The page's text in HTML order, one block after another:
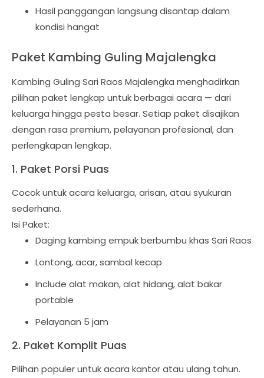
Hasil panggangan langsung disantap dalam
kondisi hangat
Paket Kambing Guling Majalengka
Kambing Guling Sari Raos Majalengka menghadirkan
pilihan paket lengkap untuk berbagai acara — dari
keluarga hingga pesta besar. Setiap paket disajikan
dengan rasa premium, pelayanan profesional, dan
perlengkapan lengkap.
1. Paket Porsi Puas
Cocok untuk acara keluarga, arisan, atau syukuran
sederhana.
Isi Paket:
Daging kambing empuk berbumbu khas Sari Raos
Lontong, acar, sambal kecap
Include alat makan, alat hidang, alat bakar
portable
Pelayanan 5 jam
2. Paket Komplit Puas
Pilihan populer untuk acara kantor atau ulang tahun.